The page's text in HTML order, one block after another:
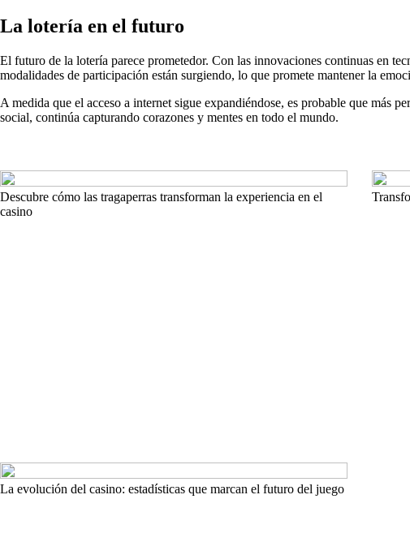
La lotería en el futuro
El futuro de la lotería parece prometedor. Con las innovaciones continuas en
modalidades de participación están surgiendo, lo que promete mantener la
A medida que el acceso a internet sigue expandiéndose, es probable que más
social, continúa capturando corazones y mentes en todo el mundo.
Descubre cómo las tragaperras transforman la experiencia en el
casino
La evolución del casino: estadísticas que marcan el futuro del juego